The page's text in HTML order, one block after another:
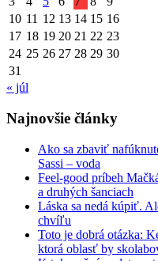
10 11 12 13 14 15 16
17 18 19 20 21 22 23
24 25 26 27 28 29 30
31
« júl
Najnovšie články
Ako sa zbaviť
Sassi – voda
Feel-good príbeh
a druhých šanciach
Láska sa nedá kúpiť.
chvíľu
Toto je dobrá otázka:
ktorá oblasť by